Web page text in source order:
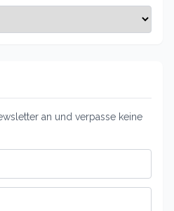
an und verpasse keine